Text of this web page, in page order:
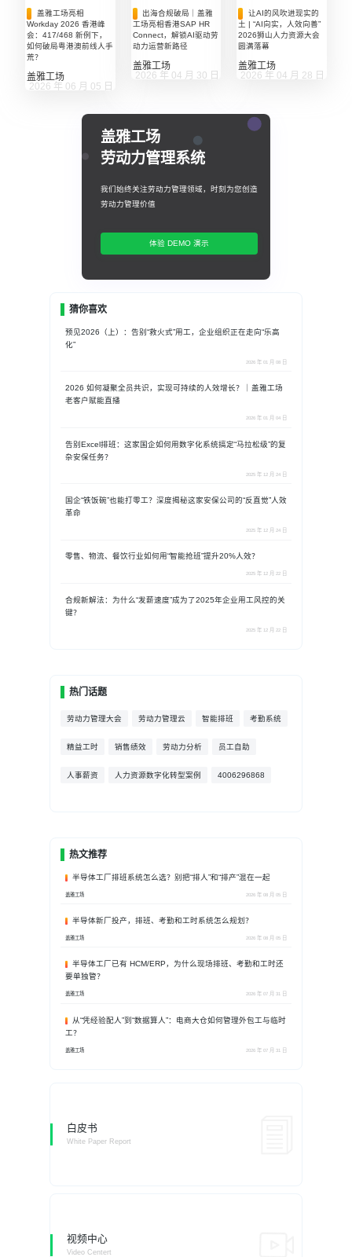
盖雅工场亮相
Workday 2026 香港峰
会：417/468 新例下，
如何破局粤港澳前线人手
荒？
盖雅工场
2026 年 06 月 05 日
出海合规破局｜盖雅
工场亮相香港SAP HR
Connect，解锁AI驱动劳
动力运营新路径
盖雅工场
2026 年 04 月 30 日
让AI的风吹进现实的
土 | “AI向实，人效向善”
2026狮山人力资源大会
圆满落幕
盖雅工场
2026 年 04 月 28 日
盖雅工场
劳动力管理系统
我们始终关注劳动力管理领域，时刻为您创造
劳动力管理价值
体验 DEMO 演示
猜你喜欢
预见2026（上）：告别“救火式”用工，企业组织正在走向“乐高
化”
2026 年 01 月 08 日
2026 如何凝聚全员共识，实现可持续的人效增长？｜盖雅工场
老客户赋能直播
2026 年 01 月 04 日
告别Excel排班：这家国企如何用数字化系统搞定“马拉松级”的复
杂安保任务？
2025 年 12 月 24 日
国企“铁饭碗”也能打零工？深度揭秘这家安保公司的“反直觉”人效
革命
2025 年 12 月 24 日
零售、物流、餐饮行业如何用“智能抢班”提升20%人效？
2025 年 12 月 22 日
合规新解法：为什么“发薪速度”成为了2025年企业用工风控的关
键？
2025 年 12 月 22 日
热门话题
劳动力管理大会 劳动力管理云 智能排班 考勤系统
精益工时 销售绩效 劳动力分析 员工自助
人事薪资 人力资源数字化转型案例 4006296868
热文推荐
半导体工厂排班系统怎么选？别把“排人”和“排产”混在一起
盖雅工场 2026 年 08 月 05 日
半导体新厂投产，排班、考勤和工时系统怎么规划？
盖雅工场 2026 年 08 月 05 日
半导体工厂已有 HCM/ERP，为什么现场排班、考勤和工时还
要单独管？
盖雅工场 2026 年 07 月 31 日
从“凭经验配人”到“数据算人”：电商大仓如何管理外包工与临时
工？
盖雅工场 2026 年 07 月 31 日
白皮书
White Paper Report
视频中心
Video Centert